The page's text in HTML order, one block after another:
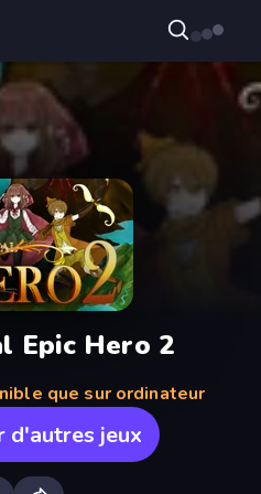
Epic Hero 2
que sur ordinateur
d'autres jeux